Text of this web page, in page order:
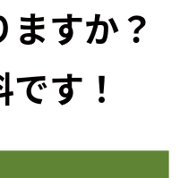
すか？
す！